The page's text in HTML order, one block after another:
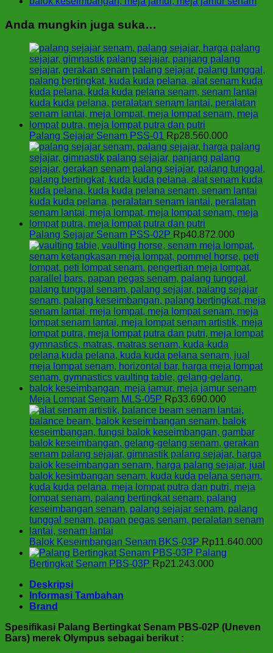
Anda mungkin juga suka…
Palang Sejajar Senam PSS-01 Rp28.560.000
Palang Sejajar Senam PSS-02P Rp40.872.000
Meja Lompat Senam MLS-05P Rp33.690.000
Balok Keseimbangan Senam BKS-03P Rp11.640.000
Palang
Bertingkat Senam PBS-03P Rp21.243.000
Deskripsi
Informasi Tambahan
Brand
Spesifikasi Palang Bertingkat Senam PBS-02P (Uneven
Bars) merek Olympus sebagai berikut :